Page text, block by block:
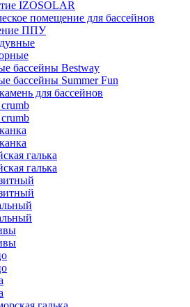
IZOSOLAR
помещение для бассейнов
ППУ
бассейны Bestway
бассейны Summer Fun
для бассейнов
галька
галька